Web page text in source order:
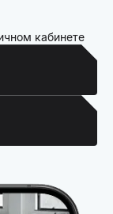
кабинете